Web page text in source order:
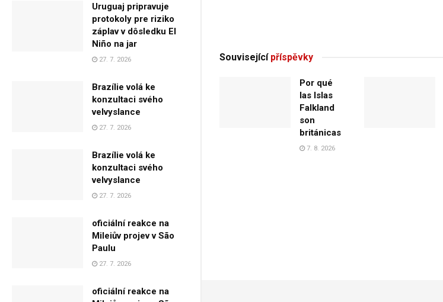
Uruguaj pripravuje
protokoly pre riziko
záplav v dôsledku El
Niño na jar
27. 7. 2026
Brazílie volá ke
konzultaci svého
velvyslance
27. 7. 2026
Brazílie volá ke
konzultaci svého
velvyslance
27. 7. 2026
oficiální reakce na
Mileiův projev v São
Paulu
27. 7. 2026
oficiální reakce na
Souvisejícípříspěvky
Por qué
las Islas
Falkland
son
británicas
7. 8. 2026